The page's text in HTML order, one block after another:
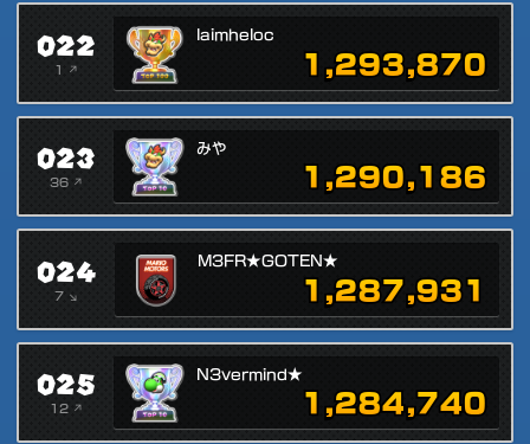
022
1 ↗
laimheloc
1,293,870
023
36 ↗
みや
1,290,186
024
7 ↘
M3FR★GOTEN★
1,287,931
025
12 ↗
N3vermind★
1,284,740